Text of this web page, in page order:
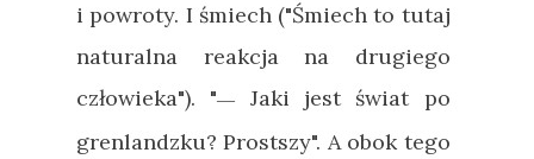
i powroty. I śmiech ("Śmiech to tutaj
naturalna reakcja na drugiego
człowieka"). "—
Jaki jest świat po
grenlandzku? Prostszy". A obok tego